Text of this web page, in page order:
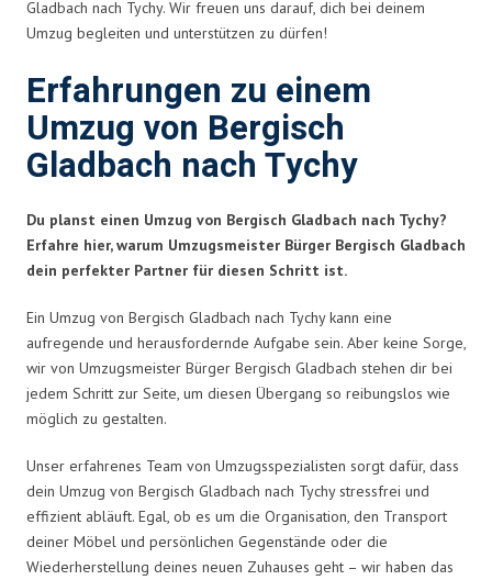
Gladbach nach Tychy. Wir freuen uns darauf, dich bei deinem
Umzug begleiten und unterstützen zu dürfen!
Erfahrungen zu einem
Umzug von Bergisch
Gladbach nach Tychy
Du planst einen Umzug von Bergisch Gladbach nach Tychy?
Erfahre hier, warum Umzugsmeister Bürger Bergisch Gladbach
dein perfekter Partner für diesen Schritt ist.
Ein Umzug von Bergisch Gladbach nach Tychy kann eine
aufregende und herausfordernde Aufgabe sein. Aber keine Sorge,
wir von Umzugsmeister Bürger Bergisch Gladbach stehen dir bei
jedem Schritt zur Seite, um diesen Übergang so reibungslos wie
möglich zu gestalten.
Unser erfahrenes Team von Umzugsspezialisten sorgt dafür, dass
dein Umzug von Bergisch Gladbach nach Tychy stressfrei und
effizient abläuft. Egal, ob es um die Organisation, den Transport
deiner Möbel und persönlichen Gegenstände oder die
Wiederherstellung deines neuen Zuhauses geht – wir haben das